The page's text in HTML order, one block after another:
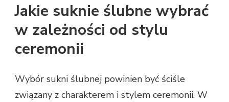
Jakie suknie ślubne wybrać
w zależności od stylu
ceremonii
Wybór sukni ślubnej powinien być ściśle
związany z charakterem i stylem ceremonii. W